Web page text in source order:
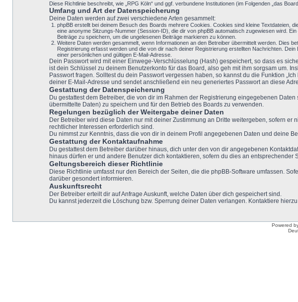
Diese Richtlinie beschreibt, wie „RPG Köln“ und ggf. verbundene Institutionen (im Folgenden „das
Umfang und Art der Datenspeicherung
Deine Daten werden auf zwei verschiedene Arten gesammelt:
phpBB erstellt bei deinem Besuch des Boards mehrere Cookies. Cookies sind kleine Textdateien,
eine anonyme Sitzungs-Nummer (Session-ID), die dir von phpBB automatisch zugewiesen wird.
Beiträge zu speichern, um die ungelesenen Beiträge markieren zu können.
Weitere Daten werden gesammelt, wenn Informationen an den Betreiber übermittelt werden. Dies
Registrierung erfasst werden und die von dir nach deiner Registrierung erstellten Nachrichten.
einer persönlichen und gültigen E-Mail-Adresse.
Dein Passwort wird mit einer Einwege-Verschlüsselung (Hash) gespeichert, so dass es
ist dein Schlüssel zu deinem Benutzerkonto für das Board, also geh mit ihm sorgsam um.
Passwort fragen. Solltest du dein Passwort vergessen haben, so kannst du die Funktion
deiner E-Mail-Adresse und sendet anschließend ein neu generiertes Passwort an diese
Gestattung der Datenspeicherung
Du gestattest dem Betreiber, die von dir im Rahmen der Registrierung eingegebenen
übermittelte Daten) zu speichern und für den Betrieb des Boards zu verwenden.
Regelungen bezüglich der Weitergabe deiner Daten
Der Betreiber wird diese Daten nur mit deiner Zustimmung an Dritte weitergeben, sofern
rechtlicher Interessen erforderlich sind.
Du nimmst zur Kenntnis, dass die von dir in deinem Profil angegebenen Daten und deine
Gestattung der Kontaktaufnahme
Du gestattest dem Betreiber darüber hinaus, dich unter den von dir angegebenen
hinaus dürfen er und andere Benutzer dich kontaktieren, sofern du dies an entsprechender
Geltungsbereich dieser Richtlinie
Diese Richtlinie umfasst nur den Bereich der Seiten, die die phpBB-Software umfassen.
darüber gesondert informieren.
Auskunftsrecht
Der Betreiber erteilt dir auf Anfrage Auskunft, welche Daten über dich gespeichert sind.
Du kannst jederzeit die Löschung bzw. Sperrung deiner Daten verlangen. Kontaktiere
Powered